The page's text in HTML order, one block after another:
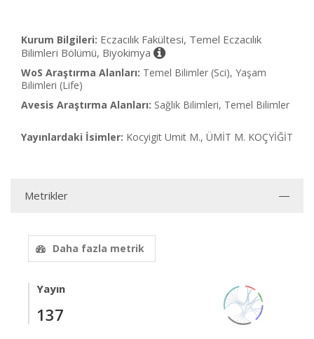
Kurum Bilgileri: Eczacılık Fakültesi, Temel Eczacılık
Bilimleri Bölümü, Biyokimya
WoS Araştırma Alanları: Temel Bilimler (Sci), Yaşam
Bilimleri (Life)
Avesis Araştırma Alanları: Sağlık Bilimleri, Temel Bilimler
Yayınlardaki İsimler: Kocyigit Umit M., ÜMİT M. KOÇYİĞİT
Metrikler
Daha fazla metrik
Yayın
137